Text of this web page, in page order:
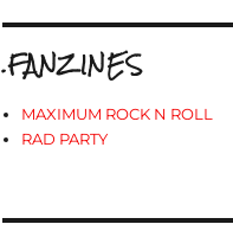
.FANZINES
MAXIMUM ROCK N ROLL
RAD PARTY